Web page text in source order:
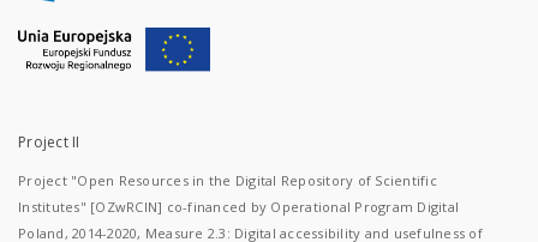
Project II
Project "Open Resources in the Digital Repository of Scientific
Institutes" [OZwRCIN] co-financed by Operational Program Digital
Poland, 2014-2020, Measure 2.3: Digital accessibility and usefulness of